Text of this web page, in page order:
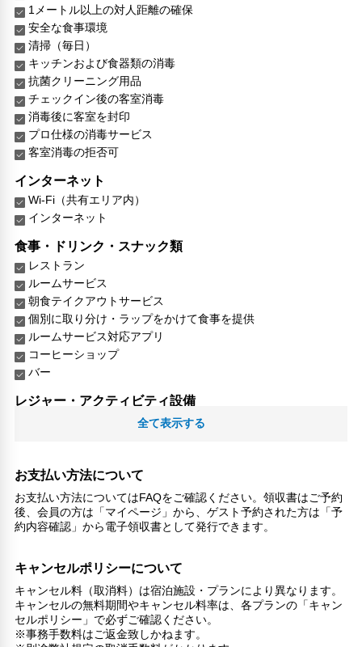
1メートル以上の対人距離の確保
安全な食事環境
清掃（毎日）
キッチンおよび食器類の消毒
抗菌クリーニング用品
チェックイン後の客室消毒
消毒後に客室を封印
プロ仕様の消毒サービス
客室消毒の拒否可
インターネット
Wi-Fi（共有エリア内）
インターネット
食事・ドリンク・スナック類
レストラン
ルームサービス
朝食テイクアウトサービス
個別に取り分け・ラップをかけて食事を提供
ルームサービス対応アプリ
コーヒーショップ
バー
レジャー・アクティビティ設備
ハイキングコース
シュノーケリング
リラックス
喫煙所
館内施設・便利なサービス
コンシェルジュ
ランドリーサービス
全て表示する
お支払い方法について
お支払い方法についてはFAQをご確認ください。領収書はご予約
後、会員の方は「マイページ」から、ゲスト予約された方は「予
約内容確認」から電子領収書として発行できます。
キャンセルポリシーについて
キャンセル料（取消料）は宿泊施設・プランにより異なります。
キャンセルの無料期間やキャンセル料率は、各プランの「キャン
セルポリシー」で必ずご確認ください。
※事務手数料はご返金致しかねます。